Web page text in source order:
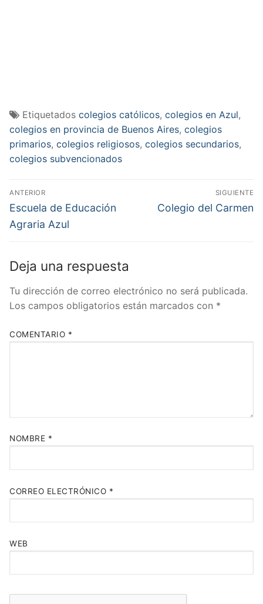
Etiquetados colegios católicos, colegios en Azul,
colegios en provincia de Buenos Aires, colegios
primarios, colegios religiosos, colegios secundarios,
colegios subvencionados
Navegación
de
entradas
ANTERIOR
Entrada
anterior:
Escuela de Educación
Agraria Azul
SIGUIENTE
Entrada
Colegio del Carmen
Deja una respuesta
Tu dirección de correo electrónico no será publicada.
Los campos obligatorios están marcados con *
COMENTARIO *
NOMBRE *
CORREO ELECTRÓNICO *
WEB